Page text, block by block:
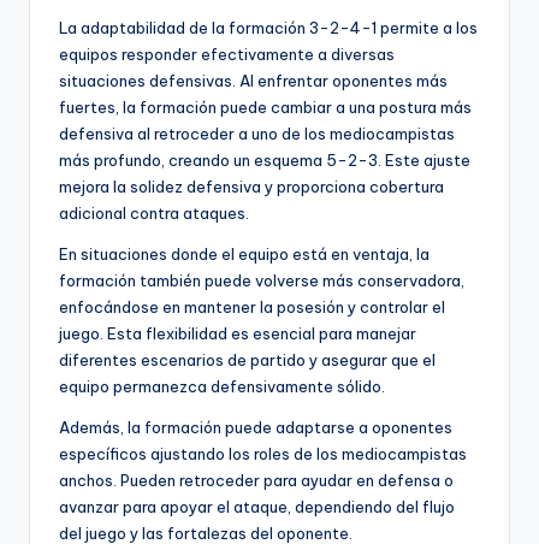
La adaptabilidad de la formación 3-2-4-1 permite a los
equipos responder efectivamente a diversas
situaciones defensivas. Al enfrentar oponentes más
fuertes, la formación puede cambiar a una postura más
defensiva al retroceder a uno de los mediocampistas
más profundo, creando un esquema 5-2-3. Este ajuste
mejora la solidez defensiva y proporciona cobertura
adicional contra ataques.
En situaciones donde el equipo está en ventaja, la
formación también puede volverse más conservadora,
enfocándose en mantener la posesión y controlar el
juego. Esta flexibilidad es esencial para manejar
diferentes escenarios de partido y asegurar que el
equipo permanezca defensivamente sólido.
Además, la formación puede adaptarse a oponentes
específicos ajustando los roles de los mediocampistas
anchos. Pueden retroceder para ayudar en defensa o
avanzar para apoyar el ataque, dependiendo del flujo
del juego y las fortalezas del oponente.